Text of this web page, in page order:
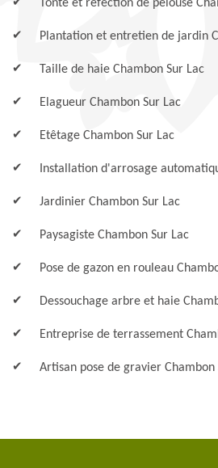
Tonte et réfection de pelouse
Plantation et entretien de jardin
Taille de haie Chambon Sur Lac
Elagueur Chambon Sur Lac
Etêtage Chambon Sur Lac
Installation d'arrosage
Jardinier Chambon Sur Lac
Paysagiste Chambon Sur Lac
Pose de gazon en rouleau
Dessouchage arbre et haie
Entreprise de terrassement
Artisan pose de gravier Chambon